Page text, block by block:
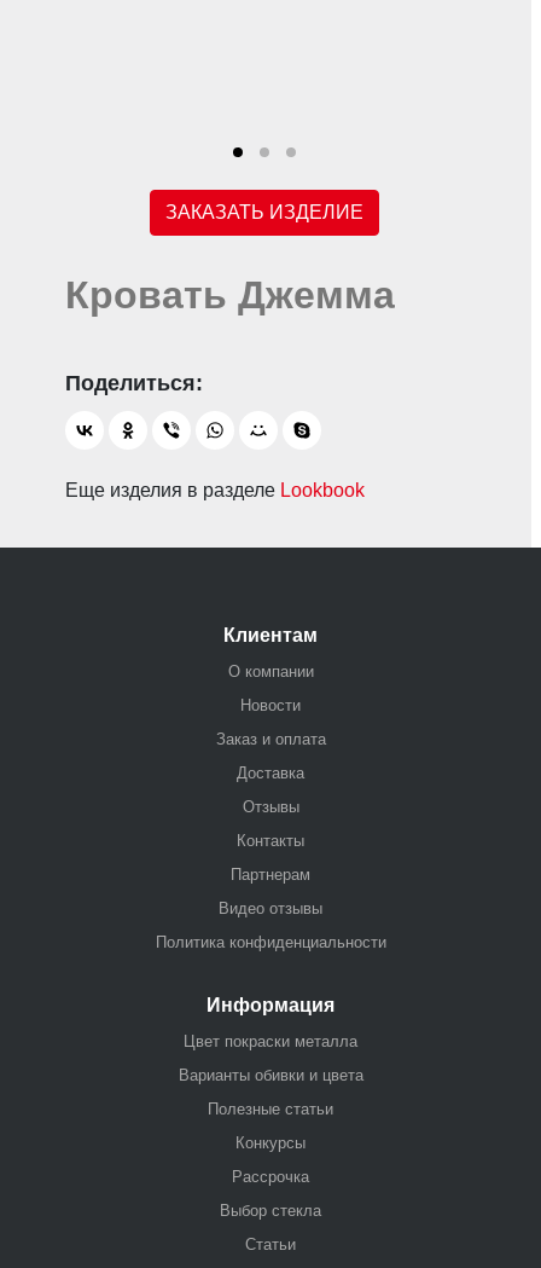
ЗАКАЗАТЬ ИЗДЕЛИЕ
Кровать Джемма
Еще изделия в разделе Lookbook
Клиентам
О компании
Новости
Заказ и оплата
Доставка
Отзывы
Контакты
Партнерам
Видео отзывы
Политика конфиденциальности
Информация
Цвет покраски металла
Варианты обивки и цвета
Полезные статьи
Конкурсы
Рассрочка
Выбор стекла
Статьи